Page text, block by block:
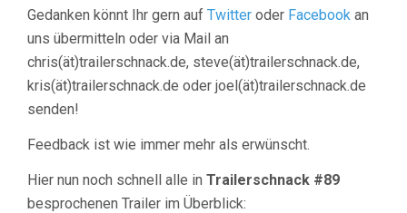
Gedanken könnt Ihr gern auf Twitter oder Facebook an
uns übermitteln oder via Mail an
chris(ät)trailerschnack.de, steve(ät)trailerschnack.de,
kris(ät)trailerschnack.de oder joel(ät)trailerschnack.de
senden!
Feedback ist wie immer mehr als erwünscht.
Hier nun noch schnell alle in Trailerschnack #89
besprochenen Trailer im Überblick: